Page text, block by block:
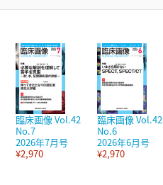
臨床画像 Vol.42
No.7
2026年7月号
¥2,970
臨床画像 Vol.42
No.6
2026年6月号
¥2,970